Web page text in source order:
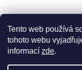
Tento web používá
tohoto webu
informací zde.